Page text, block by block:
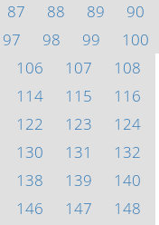
87 88 89
90
97 98 99
100
106 107
108
114 115
116
122 123
124
130 131
132
138 139
140
146 147
148